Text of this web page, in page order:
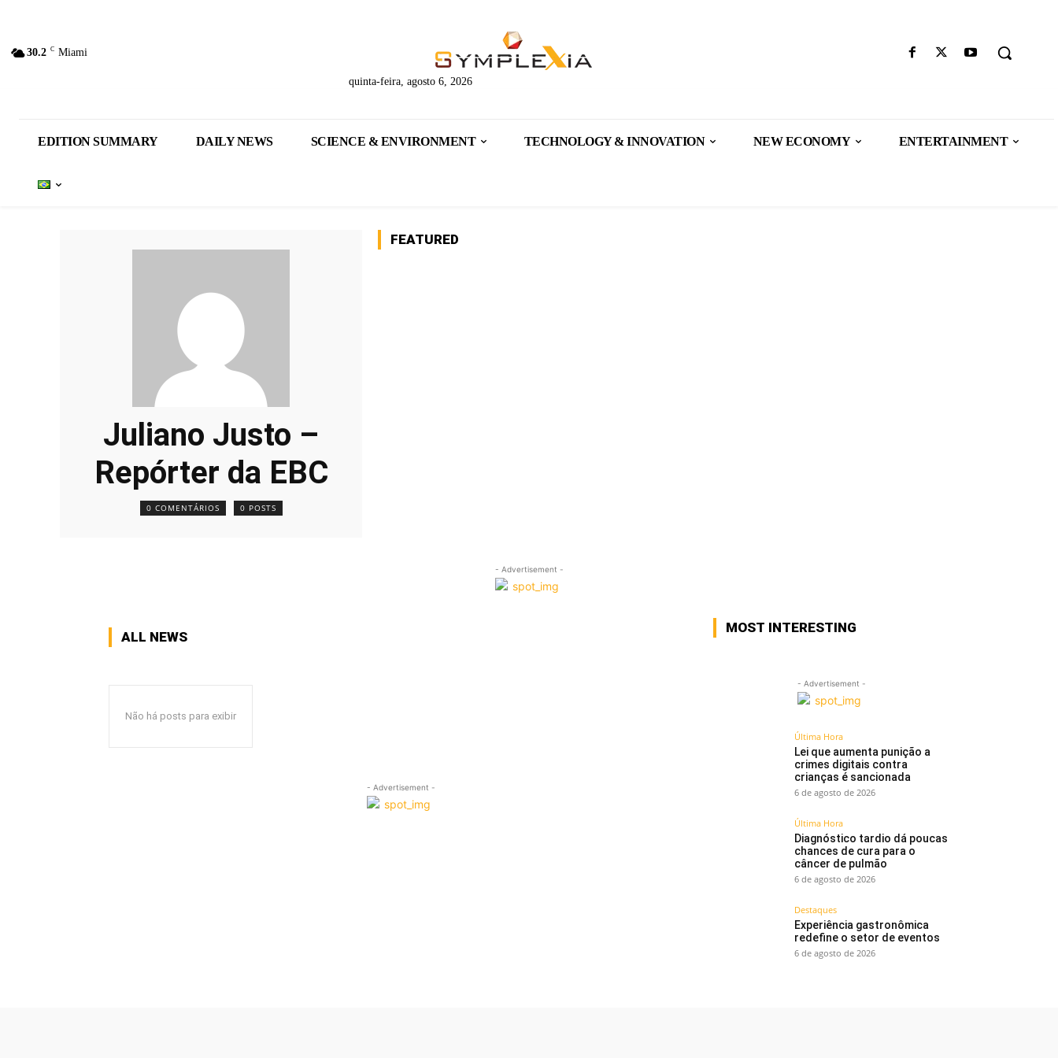
30.2 C Miami
quinta-feira, agosto 6, 2026
EDITION SUMMARY DAILY NEWS SCIENCE & ENVIRONMENT TECHNOLOGY & INNOVATION NEW ECONOMY ENTERTAINMENT
Juliano Justo –
Repórter da EBC
0 COMENTÁRIOS 0 POSTS
FEATURED
- Advertisement -
ALL NEWS
Não há posts para exibir
- Advertisement -
MOST INTERESTING
- Advertisement -
Última Hora
Lei que aumenta punição a
crimes digitais contra
crianças é sancionada
6 de agosto de 2026
Última Hora
Diagnóstico tardio dá poucas
chances de cura para o
câncer de pulmão
6 de agosto de 2026
Destaques
Experiência gastronômica
redefine o setor de eventos
6 de agosto de 2026